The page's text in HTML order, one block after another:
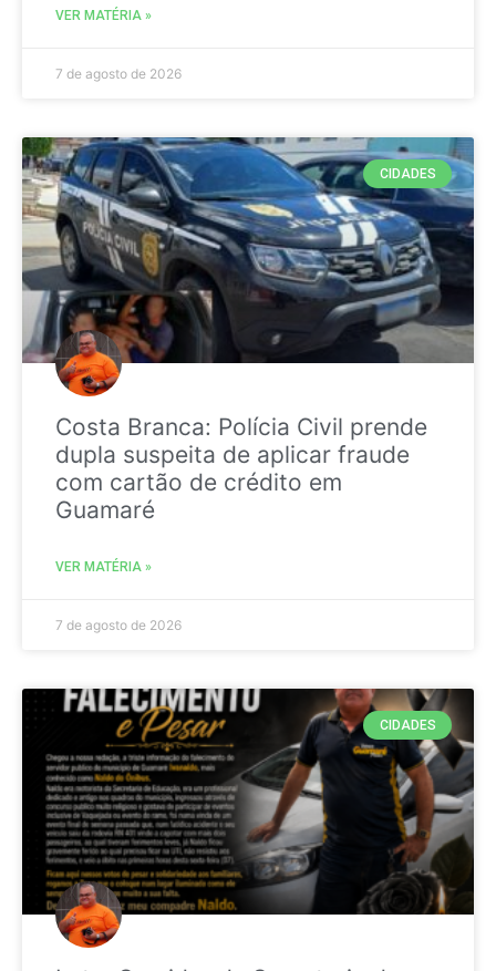
VER MATÉRIA »
7 de agosto de 2026
CIDADES
Costa Branca: Polícia Civil prende
dupla suspeita de aplicar fraude
com cartão de crédito em
Guamaré
VER MATÉRIA »
7 de agosto de 2026
CIDADES